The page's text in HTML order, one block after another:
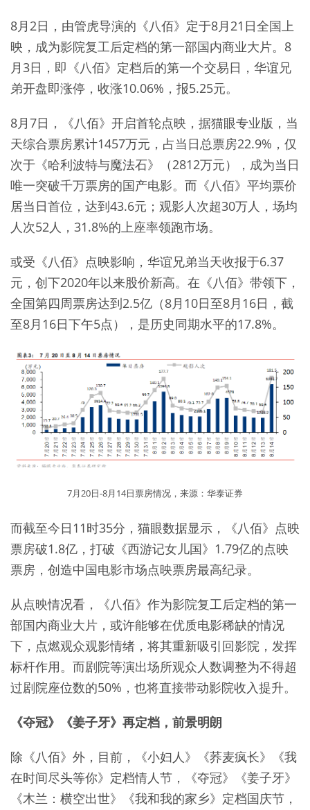
8月2日，由管虎导演的《八佰》定于8月21日全国上
映，成为影院复工后定档的第一部国内商业大片。8
月3日，即《八佰》定档后的第一个交易日，华谊兄
弟开盘即涨停，收涨10.06%，报5.25元。
8月7日，《八佰》开启首轮点映，据猫眼专业版，当
天综合票房累计1457万元，占当日总票房22.9%，仅
次于《哈利波特与魔法石》（2812万元），成为当日
唯一突破千万票房的国产电影。而《八佰》平均票价
居当日首位，达到43.6元；观影人次超30万人，场均
人次52人，31.8%的上座率领跑市场。
或受《八佰》点映影响，华谊兄弟当天收报于6.37
元，创下2020年以来股价新高。在《八佰》带领下，
全国第四周票房达到2.5亿（8月10日至8月16日，截
至8月16日下午5点），是历史同期水平的17.8%。
7月20日-8月14日票房情况，来源：华泰证券
而截至今日11时35分，猫眼数据显示，《八佰》点映
票房破1.8亿，打破《西游记女儿国》1.79亿的点映
票房，创造中国电影市场点映票房最高纪录。
从点映情况看，《八佰》作为影院复工后定档的第一
部国内商业大片，或许能够在优质电影稀缺的情况
下，点燃观众观影情绪，将其重新吸引回影院，发挥
标杆作用。而剧院等演出场所观众人数调整为不得超
过剧院座位数的50%，也将直接带动影院收入提升。
《夺冠》《姜子牙》再定档，前景明朗
除《八佰》外，目前，《小妇人》《荞麦疯长》《我
在时间尽头等你》定档情人节，《夺冠》《姜子牙》
《木兰：横空出世》《我和我的家乡》定档国庆节，